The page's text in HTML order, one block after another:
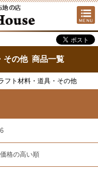
その他 商品一覧
フト材料・道具・その他
価格の高い順